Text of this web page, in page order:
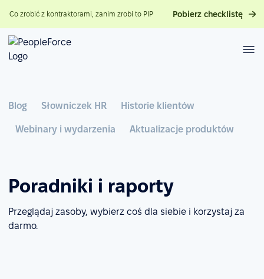
Co zrobić z kontraktorami, zanim zrobi to PIP Pobierz checklistę
Blog Słowniczek HR Historie klientów
Webinary i wydarzenia Aktualizacje produktów
Poradniki i raporty
Przeglądaj zasoby, wybierz coś dla siebie i korzystaj za
darmo.